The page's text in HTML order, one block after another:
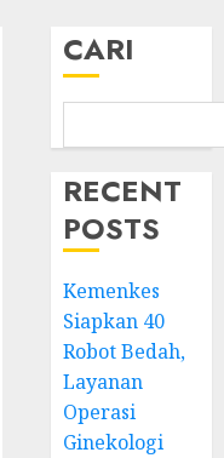
CARI
RECENT
POSTS
Kemenkes
Siapkan 40
Robot Bedah,
Layanan
Operasi
Ginekologi